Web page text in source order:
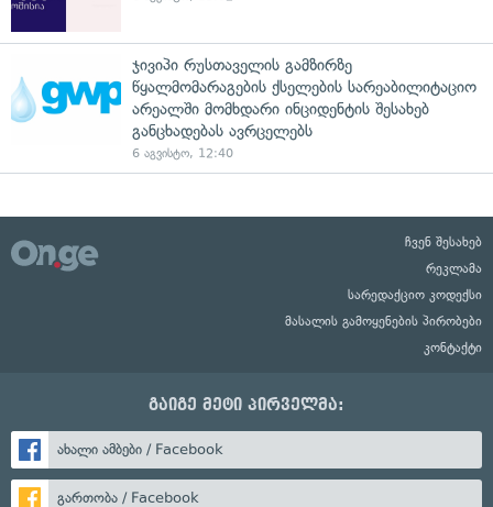
ჯივიპი რუსთაველის გამზირზე
წყალმომარაგების ქსელების სარეაბილიტაციო
არეალში მომხდარი ინციდენტის შესახებ
განცხადებას ავრცელებს
6 აგვისტო, 12:40
ჩვენ შესახებ
რეკლამა
სარედაქციო კოდექსი
მასალის გამოყენების პირობები
კონტაქტი
გაიგე მეტი პირველმა:
ახალი ამბები / Facebook
გართობა / Facebook